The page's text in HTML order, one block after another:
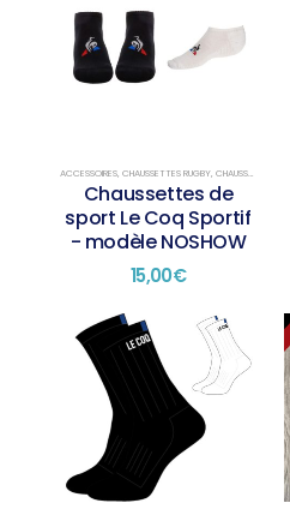
ACCESSOIRES, CHAUSSETTES RUGBY, CHAUSSETTES SUR STOCK
Chaussettes de
sport Le Coq Sportif
- modèle NOSHOW
15,00€